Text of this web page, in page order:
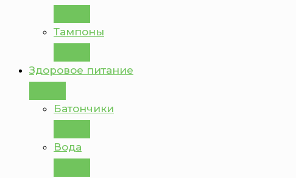
Тампоны
Здоровое питание
Батончики
Вода